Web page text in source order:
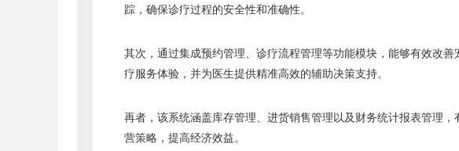
踪，确保诊疗过程的安全性和准确性。
其次，通过集成预约管理、诊疗流程管理等功能模块，能够有效改
疗服务体验，并为医生提供精准高效的辅助决策支持。
再者，该系统涵盖库存管理、进货销售管理以及财务统计报表管理
营策略，提高经济效益。